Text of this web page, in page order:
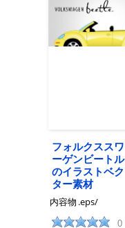
フォルクススワ
ーゲンビートル
のイラストベク
ター素材
内容物 .eps/
0